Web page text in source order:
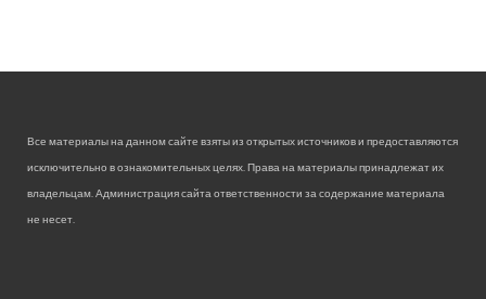
Все материалы на данном сайте взяты из открытых источников и предоставляются
исключительно в ознакомительных целях. Права на материалы принадлежат их
владельцам. Администрация сайта ответственности за содержание материала
не несет.